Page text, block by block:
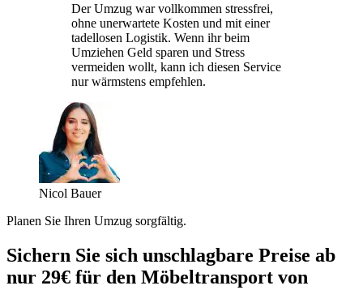
Der Umzug war vollkommen stressfrei,
ohne unerwartete Kosten und mit einer
tadellosen Logistik. Wenn ihr beim
Umziehen Geld sparen und Stress
vermeiden wollt, kann ich diesen Service
nur wärmstens empfehlen.
Nicol Bauer
Planen Sie Ihren Umzug sorgfältig.
Sichern Sie sich unschlagbare Preise ab
nur 29€ für den Möbeltransport von